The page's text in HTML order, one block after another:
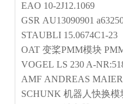
EAO 10-2J12.1069
GSR AU13090901
STAUBLI 15.0674C1-23
OAT 变桨PMM模块
VOGEL LS 230 A-
AMF ANDREAS
SCHUNK 机器人快换模